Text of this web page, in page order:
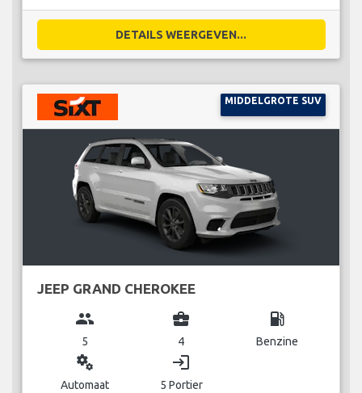
DETAILS WEERGEVEN...
MIDDELGROTE SUV
JEEP GRAND CHEROKEE
group
5
business_center
4
local_gas_station
Benzine
miscellaneous_services
Automaat
login
5 Portier